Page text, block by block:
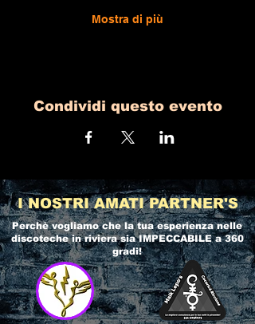
Mostra di più
Condividi questo evento
I NOSTRI AMATI PARTNER'S
Perchè vogliamo che la tua esperienza nelle
discoteche in rivierasia IMPECCABILE a 360
gradi!